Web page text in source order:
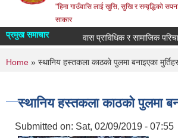
"हिमा गाउँवासि लाई खुसि, सुखि र सम्वृद्धिको
साकार
प्रमुख समाचार वास प्राविधिक र सामाजिक
You are here
Home » स्थानिय हस्तकला काठकाे पुलमा बनाइएका
स्थानिय हस्तकला काठकाे पुलमा
Submitted on: Sat, 02/09/2019 - 07:55